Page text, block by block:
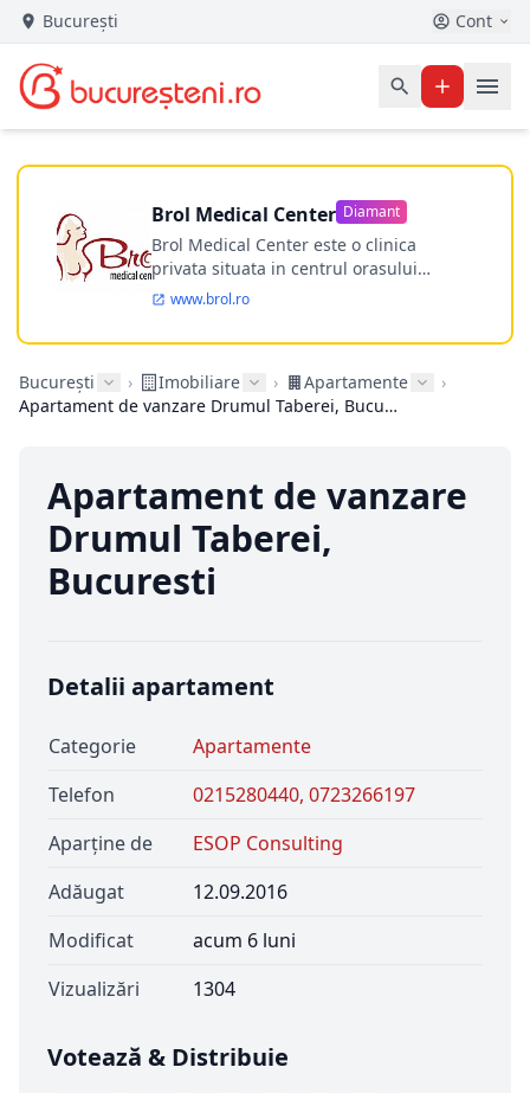
București Cont
Brol Medical Center Diamant
Brol Medical Center este o clinica
privata situata in centrul orasului
Timisoara avand o experienta de
Incepand din anul 2009 clinica isi
ultramodern.
www.brol.ro
București › Imobiliare › Apartamente
›
Apartament de vanzare Drumul Taberei, Bucuresti
Apartament de vanzare
Drumul Taberei,
Bucuresti
Detalii apartament
Categorie
Apartamente
Telefon
0215280440, 0723266197
Aparține de
ESOP Consulting
Adăugat
12.09.2016
Modificat
acum 6 luni
Vizualizări
1304
Votează & Distribuie